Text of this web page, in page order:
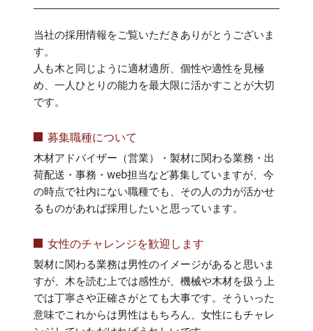
当社の採用情報をご覧いただきありがとうございま
す。
人も木と同じように適材適所、個性や適性を見極
め、一人ひとりの能力を最大限に活かすことが大切
です。
募集職種について
木材アドバイザー（営業）・製材に関わる業務・出
荷配送・事務・web担当など募集していますが、今
の時点で社内にない職種でも、その人の力が活かせ
るものがあれば採用したいと思っています。
女性のチャレンジを歓迎します
製材に関わる業務は男性のイメージがあると思いま
すが、木を読む上では感性が、機械や木材を扱う上
では丁寧さや正確さがとても大事です。そういった
意味でこれからは男性はもちろん、女性にもチャレ